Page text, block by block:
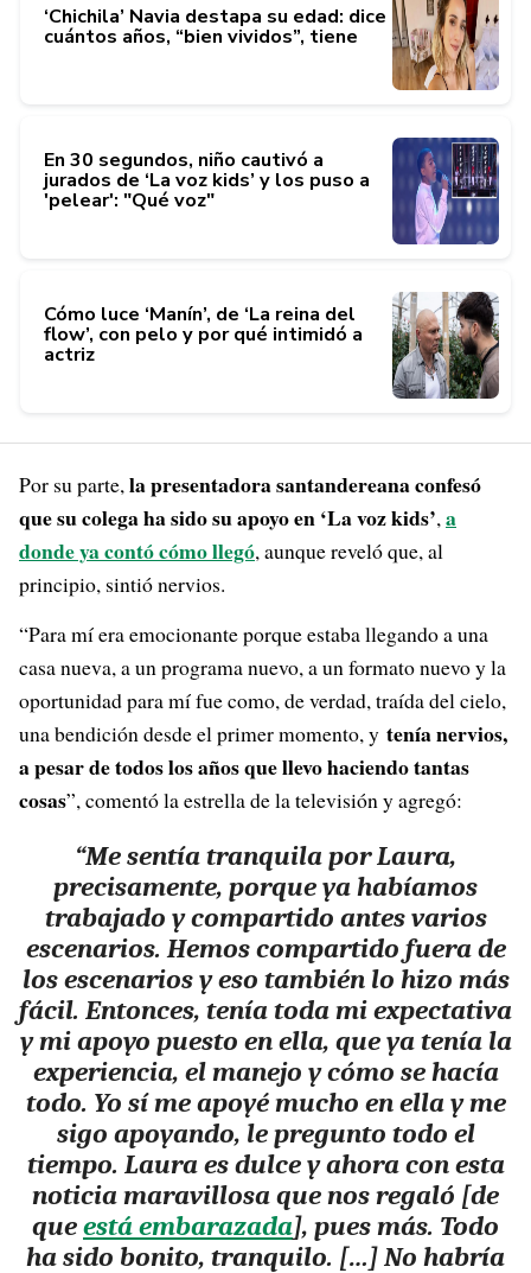
‘Chichila’ Navia destapa su edad: dice
cuántos años, “bien vividos”, tiene
En 30 segundos, niño cautivó a
jurados de ‘La voz kids’ y los puso a
'pelear': "Qué voz"
Cómo luce ‘Manín’, de ‘La reina del
flow’, con pelo y por qué intimidó a
actriz
Por su parte, la presentadora santandereana confesó
que su colega ha sido su apoyo en ‘La voz kids’, a
donde ya contó cómo llegó, aunque reveló que, al
principio, sintió nervios.
“Para mí era emocionante porque estaba llegando a una
casa nueva, a un programa nuevo, a un formato nuevo y la
oportunidad para mí fue como, de verdad, traída del cielo,
una bendición desde el primer momento, y tenía nervios,
a pesar de todos los años que llevo haciendo tantas
cosas”, comentó la estrella de la televisión y agregó:
“Me sentía tranquila por Laura,
precisamente, porque ya habíamos
trabajado y compartido antes varios
escenarios. Hemos compartido fuera de
los escenarios y eso también lo hizo más
fácil. Entonces, tenía toda mi expectativa
y mi apoyo puesto en ella, que ya tenía la
experiencia, el manejo y cómo se hacía
todo. Yo sí me apoyé mucho en ella y me
sigo apoyando, le pregunto todo el
tiempo. Laura es dulce y ahora con esta
noticia maravillosa que nos regaló [de
queestá embarazada], pues más. Todo
ha sido bonito, tranquilo. […] No habría